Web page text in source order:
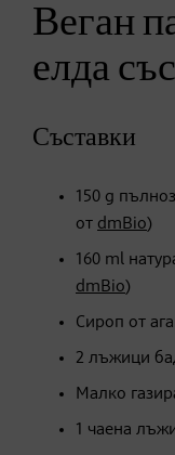
Веган
елда
Съставки
150 g
от dmBio)
160 ml
dmBio)
Сироп от
2 лъжици
Малко
1 чаена